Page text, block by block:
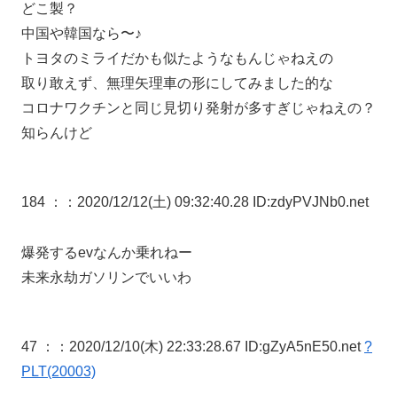
どこ製？
中国や韓国なら〜♪
トヨタのミライだかも似たようなもんじゃねえの
取り敢えず、無理矢理車の形にしてみました的な
コロナワクチンと同じ見切り発射が多すぎじゃねえの？
知らんけど
184 ： ：2020/12/12(土) 09:32:40.28 ID:zdyPVJNb0.net
爆発するevなんか乗れねー
未来永劫ガソリンでいいわ
47 ： ：2020/12/10(木) 22:33:28.67 ID:gZyA5nE50.net?
PLT(20003)